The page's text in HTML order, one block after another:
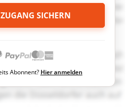
ZUGANG SICHERN
Abonnent? Hier anmelden